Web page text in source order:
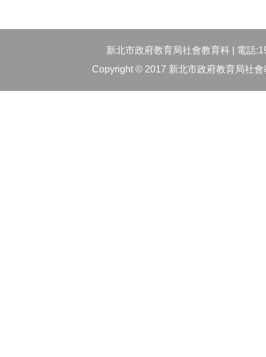
新北市政府教育局社會教育科 | 電話
Copyright © 2017 新北市政府教育局社